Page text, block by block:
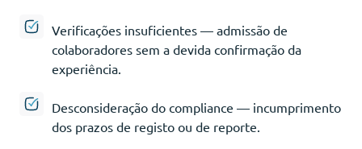
Verificações insuficientes — admissão de
colaboradores sem a devida confirmação da
experiência.
Desconsideração do compliance — incumprimento
dos prazos de registo ou de reporte.